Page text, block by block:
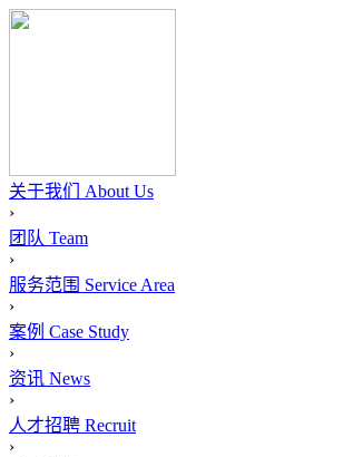
关于我们 About Us
›
团队 Team
›
服务范围 Service Area
›
案例 Case Study
›
资讯 News
›
人才招聘 Recruit
›